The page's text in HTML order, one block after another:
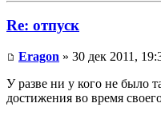
Re: отпуск
Eragon » 30 дек 2011,
У разве ни у кого не было
достижения во время